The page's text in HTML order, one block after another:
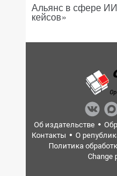
Альянс в сфере
кейсов»
Об издательстве
Контакты
О
Политика
Change